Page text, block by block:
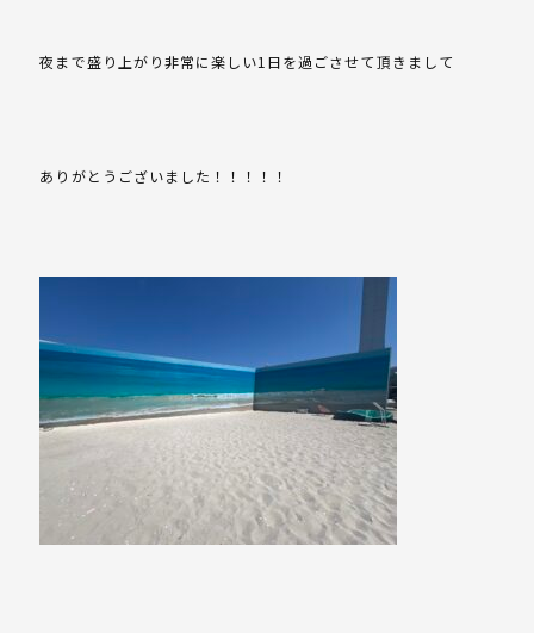
夜まで盛り上がり非常に楽しい1日を過ごさせて頂きまして
ありがとうございました！！！！！